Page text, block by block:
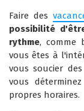
Faire des
possibilité
rythme, comme
vous êtes à
vous soucier
vous
propres horaires.